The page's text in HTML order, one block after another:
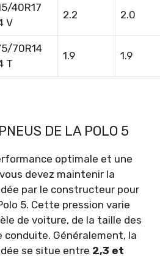
40R17
V
2.2 2.0
70R14
T
1.9 1.9
DE LA POLO 5
optimale et une
devez maintenir la
par le constructeur pour
5. Cette pression varie
de voiture, de la taille des
conduite. Généralement, la
se situe entre 2,3 et